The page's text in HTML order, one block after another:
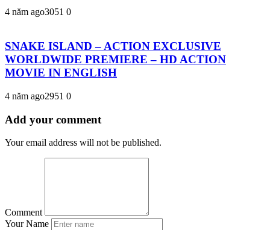
4 năm ago3051 0
SNAKE ISLAND – ACTION EXCLUSIVE
WORLDWIDE PREMIERE – HD ACTION
MOVIE IN ENGLISH
4 năm ago2951 0
Add your comment
Your email address will not be published.
Comment
Your Name